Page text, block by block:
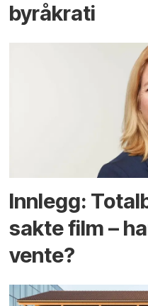
byråkrati
Innlegg:
sakte film –
vente?